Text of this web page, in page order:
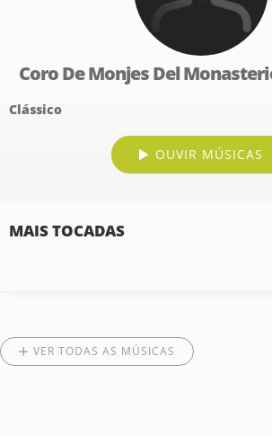
Coro De Monjes Del
Clássico
OUVIR MÚSICAS
MAIS TOCADAS
VER TODAS AS MÚSICAS